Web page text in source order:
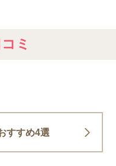
ミ
すすめ4選